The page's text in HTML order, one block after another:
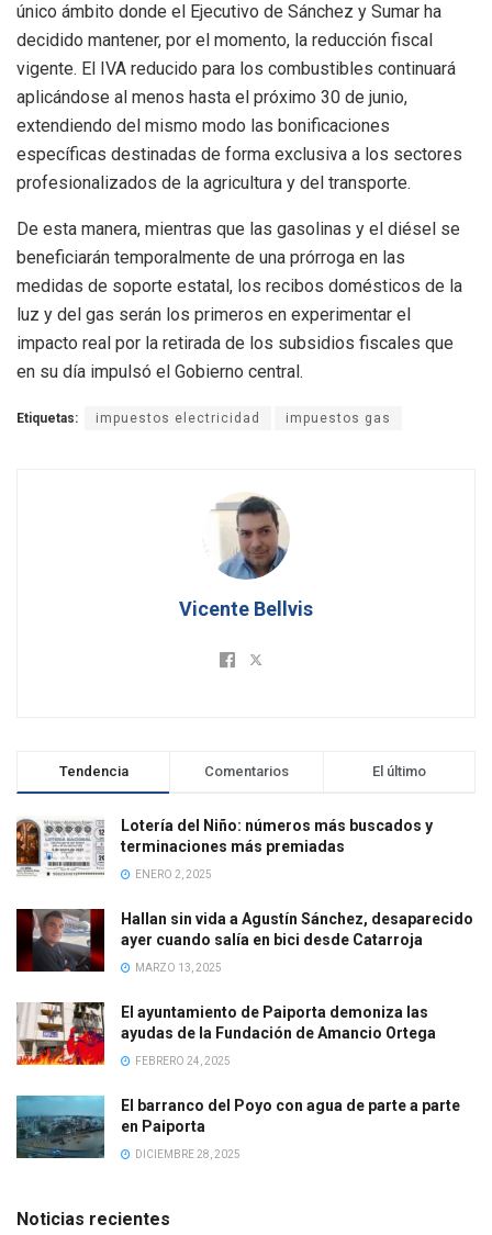
único ámbito donde el Ejecutivo de Sánchez y Sumar ha
decidido mantener, por el momento, la reducción fiscal
vigente. El IVA reducido para los combustibles continuará
aplicándose al menos hasta el próximo 30 de junio,
extendiendo del mismo modo las bonificaciones
específicas destinadas de forma exclusiva a los sectores
profesionalizados de la agricultura y del transporte.
De esta manera, mientras que las gasolinas y el diésel se
beneficiarán temporalmente de una prórroga en las
medidas de soporte estatal, los recibos domésticos de la
luz y del gas serán los primeros en experimentar el
impacto real por la retirada de los subsidios fiscales que
en su día impulsó el Gobierno central.
Etiquetas: impuestos electricidad impuestos gas
Vicente Bellvis
Tendencia Comentarios El último
Lotería del Niño: números más buscados y
terminaciones más premiadas
ENERO 2, 2025
Hallan sin vida a Agustín Sánchez, desaparecido
ayer cuando salía en bici desde Catarroja
MARZO 13, 2025
El ayuntamiento de Paiporta demoniza las
ayudas de la Fundación de Amancio Ortega
FEBRERO 24, 2025
El barranco del Poyo con agua de parte a parte
en Paiporta
DICIEMBRE 28, 2025
Noticias recientes